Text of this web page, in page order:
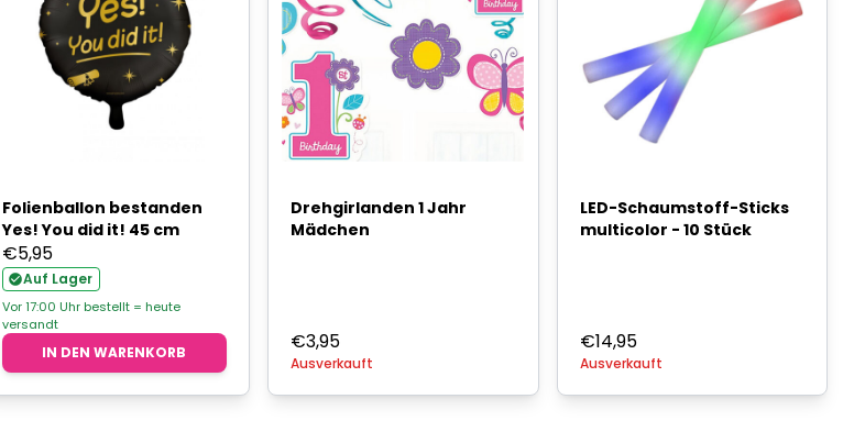
Folienballon bestanden
Yes! You did it! 45 cm
€5,95
Auf Lager
Vor 17:00 Uhr bestellt = heute
versandt
IN DEN WARENKORB
Drehgirlanden 1 Jahr
Mädchen
€3,95
Ausverkauft
LED-Schaumstoff-Sticks
multicolor - 10 Stück
€14,95
Ausverkauft